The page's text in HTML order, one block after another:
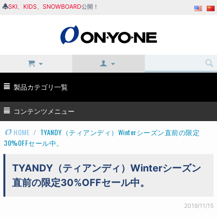
SKI KIDS SNOWBOARD公開！
製品カテゴリ一覧
コンテンツメニュー
HOME / TYANDY（ティアンディ）Winterシーズン直前の限定
30%OFFセール中。
TYANDY（ティアンディ）Winterシーズン
直前の限定30%OFFセール中。
2019/11/15